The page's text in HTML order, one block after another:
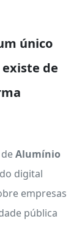
único
de
Alumínio
digital
empresas
pública